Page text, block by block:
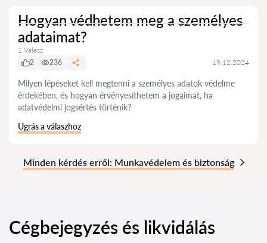
Hogyan védhetem meg a személyes
adataimat?
1 Válasz
2
236 19.12.2024
Milyen lépéseket kell megtenni a személyes adatok védelme
érdekében, és hogyan érvényesíthetem a jogaimat, ha
adatvédelmi jogsértés történik?
Ugrás a válaszhoz
Minden kérdés erről: Munkavédelem és biztonság
Cégbejegyzés és likvidálás